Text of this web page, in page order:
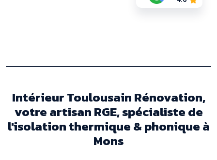
Intérieur Toulousain Rénovation,
votre artisan RGE, spécialiste de
l'isolation thermique & phonique à
Mons